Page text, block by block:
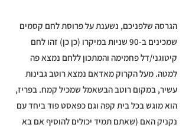
הגרסה שלפניכם, נשענת על פרוסת לחם קסמים
שמכינים ב-90 שניות במיקרו (כן כן) זהו לחם
קיטוגני/דל פחמימה והמתכון ללחם נמצא פה
למטה. מעל הקרוק מאדאם נמצא רוטב גבינות
עשיר, במקום רוטב הבשאמל שמכיל קמח. בפריז,
הוא מוגש בכל בית קפה וגם כפאסט פוד ביחד עם
נקניק האם (שאתם תמיד יכולים להוסיף אם בא